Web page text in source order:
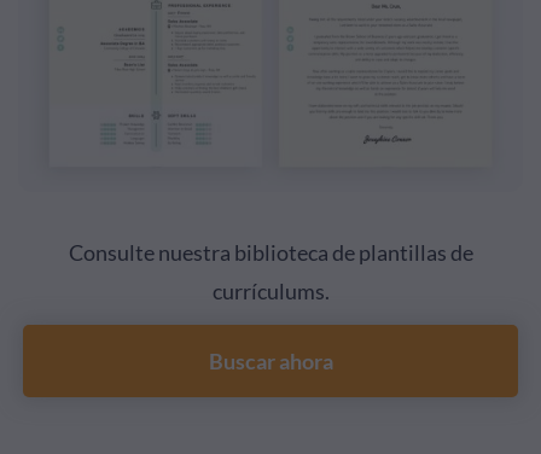
Consulte nuestra biblioteca de plantillas de
currículums.
Buscar ahora